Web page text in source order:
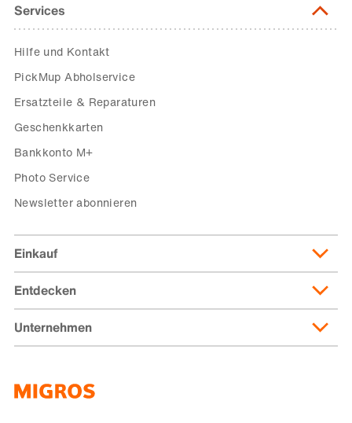
Services
Hilfe und Kontakt
PickMup Abholservice
Ersatzteile & Reparaturen
Geschenkkarten
Bankkonto M+
Photo Service
Newsletter abonnieren
Einkauf
Lieferung & Lieferkosten
Lieferpass
Zahlungsmöglichkeiten
Cumulus
Entdecken
Migusto
iMpuls
Unternehmen
Nachhaltigkeit